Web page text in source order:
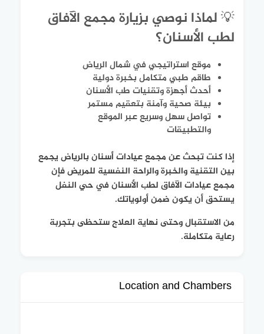
💡 لماذا نوصي بزيارة مجمع الآفاق
لطب الأسنان؟
موقع استراتيجي في شمال الرياض
طاقم طبي متكامل بخبرة دولية
أحدث أجهزة وتقنيات طب الأسنان
بيئة صحية وآمنة بتعقيم مستمر
تواصل سهل وسريع عبر الموقع
والتطبيقات
إذا كنت تبحث عن مجمع عيادات أسنان بالرياض يجمع
بين التقنية والخبرة والراحة النفسية للمريض فإن
مجمع عيادات الآفاق لطب الأسنان في حي النفل
يستحق أن يكون ضمن أولوياتك.
من الاستقبال وحتى نهاية العلاج ستحظى بتجربة
رعاية متكاملة.
Location and Chambers